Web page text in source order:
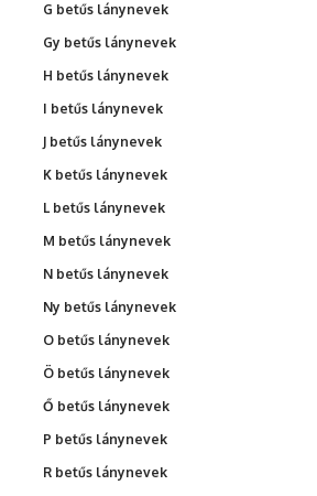
G betűs lánynevek
Gy betűs lánynevek
H betűs lánynevek
I betűs lánynevek
J betűs lánynevek
K betűs lánynevek
L betűs lánynevek
M betűs lánynevek
N betűs lánynevek
Ny betűs lánynevek
O betűs lánynevek
Ö betűs lánynevek
Ő betűs lánynevek
P betűs lánynevek
R betűs lánynevek